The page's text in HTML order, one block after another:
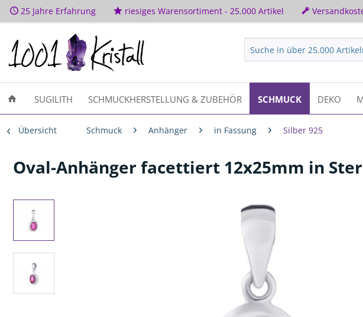
25 Jahre Erfahrung riesiges Warensortiment - 25.000 Artikel
SUGILITH SCHMUCKHERSTELLUNG & ZUBEHÖR SCHMUCK DEKO
Übersicht Schmuck Anhänger in Fassung Silber 925
Oval-Anhänger facettiert 12x25mm in